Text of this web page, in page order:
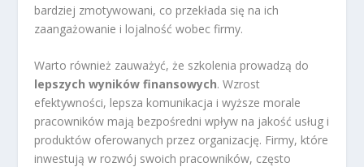
bardziej zmotywowani, co przekłada się na ich
zaangażowanie i lojalność wobec firmy.
Warto również zauważyć, że szkolenia prowadzą do
lepszych wyników finansowych. Wzrost
efektywności, lepsza komunikacja i wyższe morale
pracowników mają bezpośredni wpływ na jakość usług i
produktów oferowanych przez organizację. Firmy, które
inwestują w rozwój swoich pracowników, często